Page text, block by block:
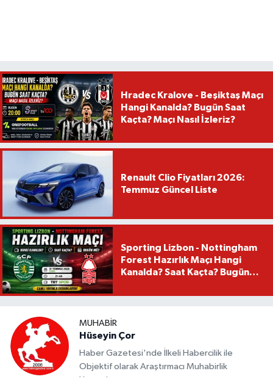
Hradec Kralove - Beşiktaş Maçı
Hangi Kanalda? Bugün Saat
Kaçta? Maçı Nasıl İzleriz?
Renault Clio Fiyatları 2026:
Temmuz Güncel Liste
Sporting Lizbon - Nottingham
Forest Hazırlık Maçı Hangi
Kanalda? Saat Kaçta? Bugün
MUHABIR
Hüseyin Çor
Haber Gazetesi'nde İlkeli Habercilik ile
Objektif olarak Araştırmacı Muhabirlik
Yapmaktayım.